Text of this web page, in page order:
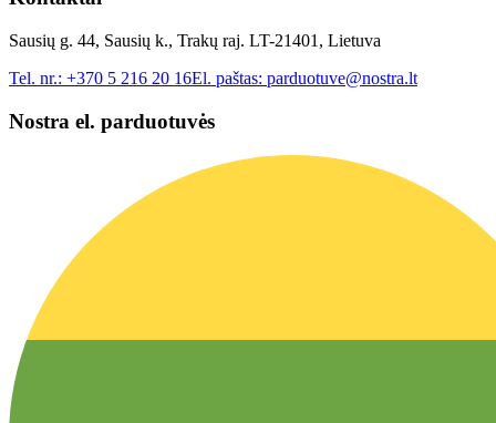
Sausių g. 44, Sausių k., Trakų raj. LT-21401, Lietuva
Tel. nr.: +370 5 216 20 16El. paštas: parduotuve@nostra.lt
Nostra el. parduotuvės